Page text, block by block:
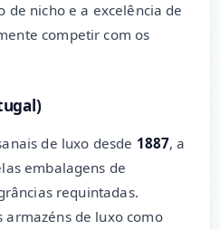
de nicho e a excelência de
competir com os
de luxo desde 1887, a
embalagens de
requintadas.
armazéns de luxo como